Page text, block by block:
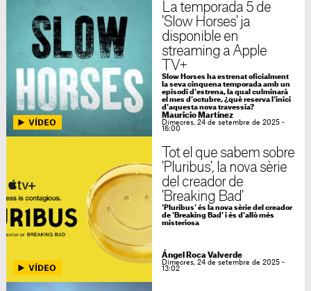
La temporada 5 de
'Slow Horses' ja
disponible en
streaming a Apple
TV+
Slow Horses ha estrenat oficialment
la seva cinquena temporada amb un
episodi d'estrena, la qual culminarà
el mes d'octubre, ¿què reserva l'inici
d'aquesta nova travessia?
Mauricio Martínez
Dimecres, 24 de setembre de 2025 -
16:00
Tot el que sabem sobre
'Pluribus', la nova sèrie
del creador de
'Breaking Bad'
'Pluribus' és la nova sèrie del creador
de 'Breaking Bad' i és d'allò més
misteriosa
Ángel Roca Valverde
Dimecres, 24 de setembre de 2025 -
13:02